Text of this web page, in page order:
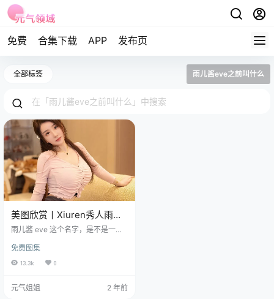
免费 合集下载 APP 发布页
全部标签 雨儿酱eve之前叫什么
美图欣赏丨Xiuren秀人雨儿
酱eve NO.7974[89+1P／
雨儿酱 eve 这个名字，是不是一听
模特、演员和服装设计师三界的小
宝贝呢！ 免费套图，文章末尾获取
让人羡慕得不要不要的。 虽说咱不
免费图集
13.3k 0
元气姐姐 2 年前